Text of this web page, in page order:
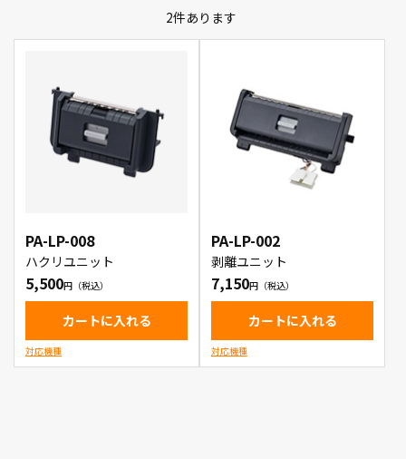
2件あります
PA-LP-008
ハクリユニット
5,500
カートに入れる
対応機種
PA-LP-002
剥離ユニット
7,150
カートに入れる
対応機種